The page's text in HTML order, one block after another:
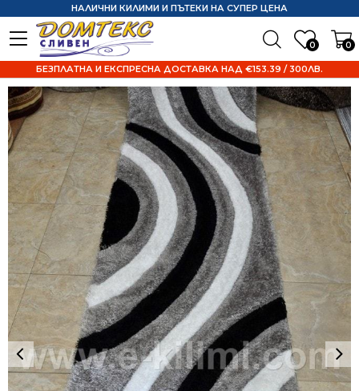
0 0
НАЛИЧНИ КИЛИМИ И ПЪТЕКИ НА СУПЕР ЦЕНА
БЕЗПЛАТНА И ЕКСПРЕСНА ДОСТАВКА НАД €153.39 / 300ЛВ.